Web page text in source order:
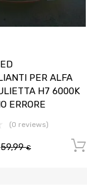
PER ALFA
H7 6000K
ERRORE
(0 reviews)
59,99€